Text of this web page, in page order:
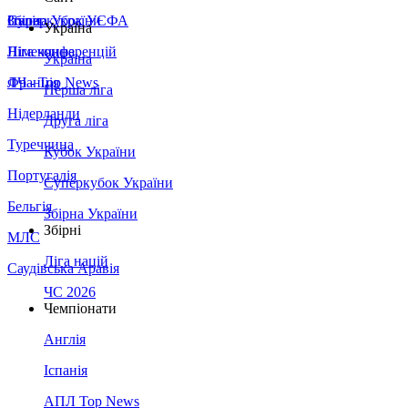
Збірна України
Італія
Німеччина
Франція
Нідерланди
Туреччина
Португалія
Бельгія
МЛС
Саудівська Аравія
Суперкубок УЄФА
Ліга конференцій
ЛЧ - Top News
Україна
Україна
Перша ліга
Друга ліга
Кубок України
Суперкубок України
Збірна України
Збірні
Ліга націй
ЧС 2026
Чемпіонати
Англія
Іспанія
АПЛ Top News